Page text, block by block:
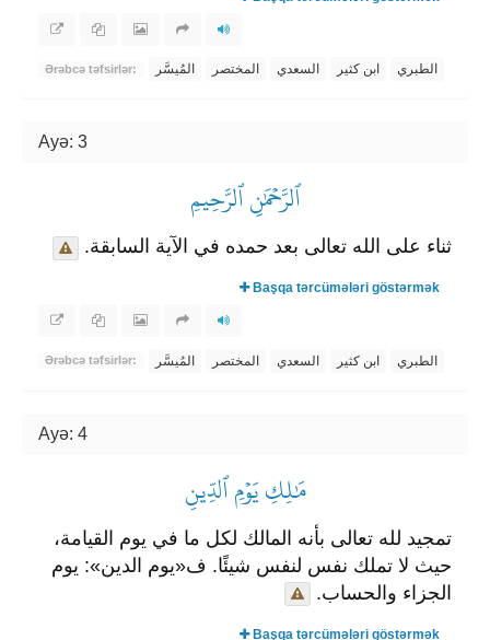
Ərəbcə təfsirlər: المُيسَّر المختصر السعدي ابن كثير الطبري
Ayə: 3
ٱلرَّحۡمَٰنِ ٱلرَّحِيمِ
ثناء على الله تعالى بعد حمده في الآية السابقة.
Başqa tərcümələri göstərmək
Ərəbcə təfsirlər: المُيسَّر المختصر السعدي ابن كثير الطبري
Ayə: 4
مَٰلِكِ يَوۡمِ ٱلدِّينِ
تمجيد لله تعالى بأنه المالك لكل ما في يوم القيامة،
حيث لا تملك نفس لنفس شيئًا. ف«يوم الدين»: يوم
الجزاء والحساب.
Başqa tərcümələri göstərmək